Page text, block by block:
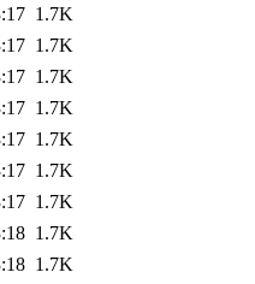
1.7K
1.7K
1.7K
1.7K
1.7K
1.7K
1.7K
1.7K
1.7K